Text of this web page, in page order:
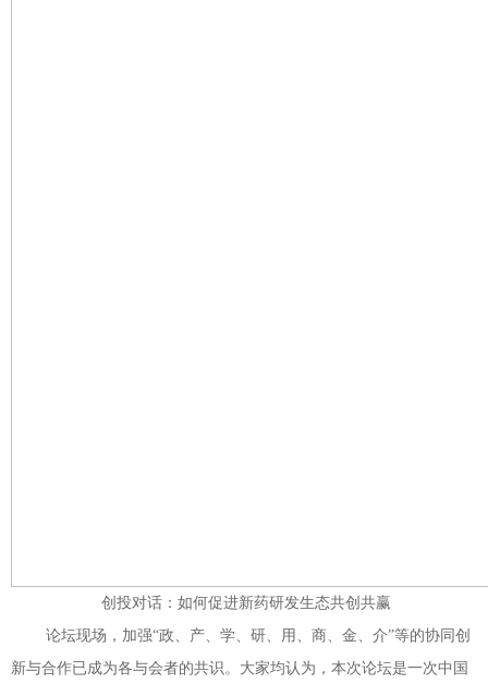
创投对话：如何促进新药研发生态共创共赢
论坛现场，加强“政、产、学、研、用、商、金、介”等的协同创
新与合作已成为各与会者的共识。大家均认为，本次论坛是一次中国